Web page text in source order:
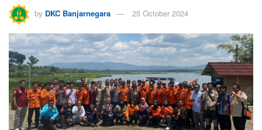
by DKC Banjarnegara 25 October 2024